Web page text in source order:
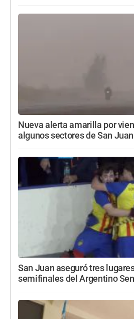
Nueva alerta amarilla por
algunos sectores de San Juan
San Juan aseguró tres
semifinales del Argentino